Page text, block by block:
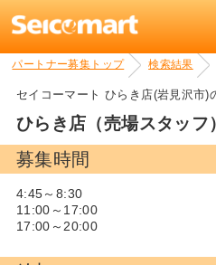
パートナー募集トップ 検索結果
セイコーマート ひらき店(岩見沢市)
ひらき店（売場スタッフ
募集時間
4:45～8:30
11:00～17:00
17:00～20:00